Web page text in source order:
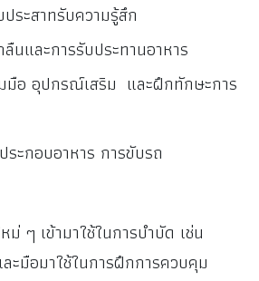
ระสาทรับความรู้สึก
นและการรับประทานอาหาร
มือ อุปกรณ์เสริม และฝึกทักษะการ
ระกอบอาหาร การขับรถ
ม่ ๆ เข้ามาใช้ในการบำบัด เช่น
ะมือมาใช้ในการฝึกการควบคุม